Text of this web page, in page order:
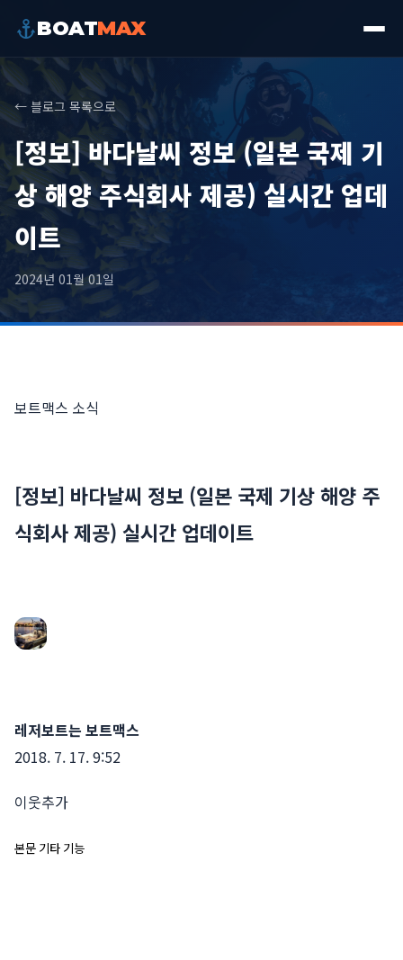
BOATMAX
← 블로그 목록으로
[정보] 바다날씨 정보 (일본 국제 기
상 해양 주식회사 제공) 실시간 업데
이트
2024년 01월 01일
보트맥스 소식
[정보] 바다날씨 정보 (일본 국제 기상 해양 주
식회사 제공) 실시간 업데이트
레저보트는 보트맥스
2018. 7. 17. 9:52
이웃추가
본문 기타 기능